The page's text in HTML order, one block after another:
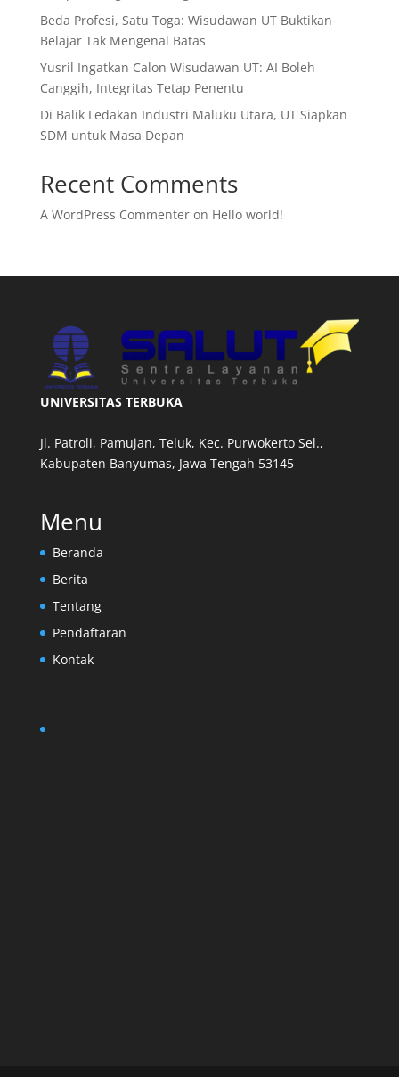
Beda Profesi, Satu Toga: Wisudawan UT Buktikan
Belajar Tak Mengenal Batas
Yusril Ingatkan Calon Wisudawan UT: AI Boleh
Canggih, Integritas Tetap Penentu
Di Balik Ledakan Industri Maluku Utara, UT Siapkan
SDM untuk Masa Depan
Recent Comments
A WordPress Commenteron Hello world!
UNIVERSITAS TERBUKA
Jl. Patroli, Pamujan, Teluk, Kec. Purwokerto Sel.,
Kabupaten Banyumas, Jawa Tengah 53145
Menu
Beranda
Berita
Tentang
Pendaftaran
Kontak